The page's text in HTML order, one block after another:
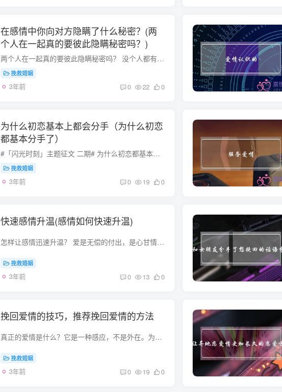
在感情中你向对方隐瞒了什么秘密？(两
个人在一起真的要彼此隐瞒秘密吗？)
两个人在一起真的要彼此隐瞒秘密吗？ 没个人都有属于自己的秘密,有些可以和心爱的人一起分享,但是有些也只能一个人默默的承受,那不是欺骗那是爱.有可能他(她)是为里彼此的爱而隐瞒,其实在他(她)...
挽救婚姻
3年前 0 22 0
为什么初恋基本上都会分手（为什么初恋
都基本分手了）
#「闪光时刻」主题征文 二期# 为什么初恋都基本分手了这个问题有很多人想着得到答案，我们都怎么都找不出答案，但是有问题总是有答案的。 我们在懵懂无知的年纪到幻想着有一个真正爱自己，疼自...
挽救婚姻
3年前 0 19 0
快速感情升温(感情如何快速升温)
怎样让感情迅速升温？ 爱是无偿的付出，是心甘情愿的帮助，是彼此心灵的感应，既然选择了爱，就要真诚的对待它，珍惜它，在他（她）困难时予以支持，失败时与以鼓励，在他（她）开心时，一起快...
挽救婚姻
3年前 0 13 0
挽回爱情的技巧，推荐挽回爱情的方法
真正的爱情是什么？它是一种感应，不是外在。为追求般配而结合，只会给彼此造成终生遗憾。 挽回爱情的技巧一：切忌死缠烂打，给对方时间 在这种情况下，给对方空间和时间是很重要的。她能跟你那...
挽救婚姻
3年前 0 19 0